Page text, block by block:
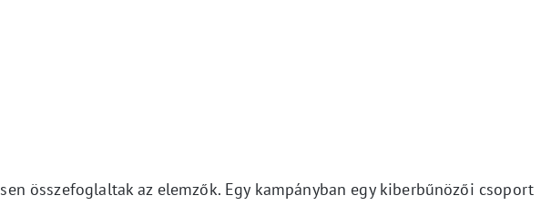
összefoglaltak az elemzők. Egy kampányban egy kiberbűnözői csoport